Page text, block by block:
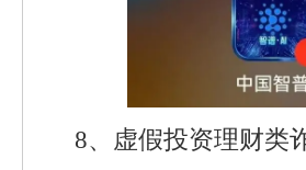
8、虚假投资理财类